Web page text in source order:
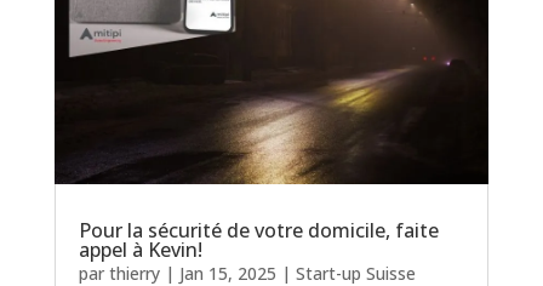
Pour la sécurité de votre domicile, faite
appel à Kevin!
par thierry| Jan 15, 2025 | Start-up Suisse